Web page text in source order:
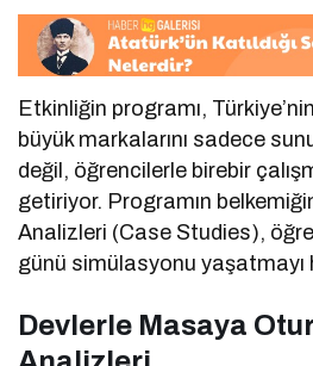
Etkinliğin programı,
büyük markalarını sadece
değil, öğrencilerle birebir
getiriyor. Programın
Analizleri (Case Studies),
günü simülasyonu yaşatmayı
Devlerle Masaya